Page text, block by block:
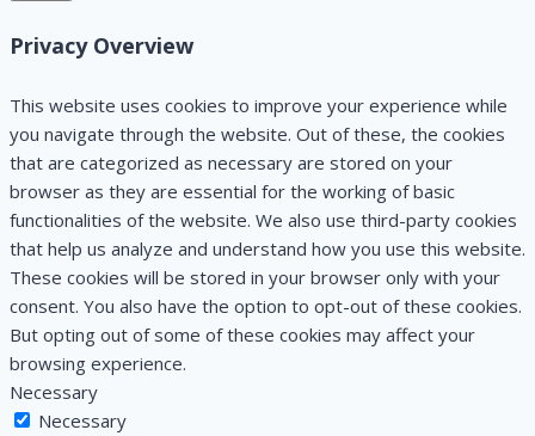
Privacy Overview
This website uses cookies to improve your experience while
you navigate through the website. Out of these, the cookies
that are categorized as necessary are stored on your
browser as they are essential for the working of basic
functionalities of the website. We also use third-party cookies
that help us analyze and understand how you use this website.
These cookies will be stored in your browser only with your
consent. You also have the option to opt-out of these cookies.
But opting out of some of these cookies may affect your
browsing experience.
Necessary
Necessary